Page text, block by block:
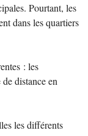
Pourtant, les
dans les quartiers
: les
distance en
les différents